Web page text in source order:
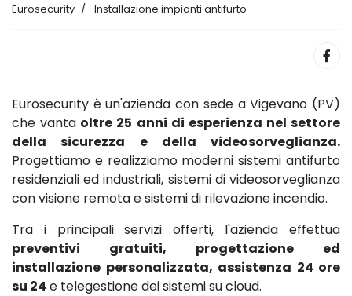
Eurosecurity Installazione impianti antifurto
Eurosecurity è un'azienda con sede a Vigevano (PV)
che vanta oltre 25 anni di esperienza nel settore
della sicurezza e della videosorveglianza.
Progettiamo e realizziamo moderni sistemi antifurto
residenziali ed industriali, sistemi di videosorveglianza
con visione remota e sistemi di rilevazione incendio.
Tra i principali servizi offerti, l'azienda effettua
preventivi gratuiti, progettazione ed
installazione personalizzata, assistenza 24 ore
su 24 e telegestione dei sistemi su cloud.